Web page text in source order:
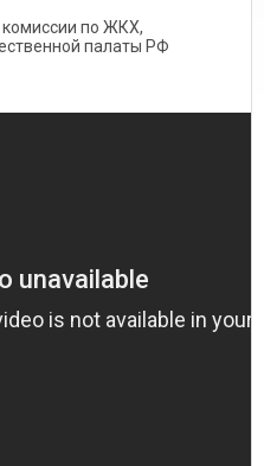
комиссии по ЖКХ,
палаты РФ